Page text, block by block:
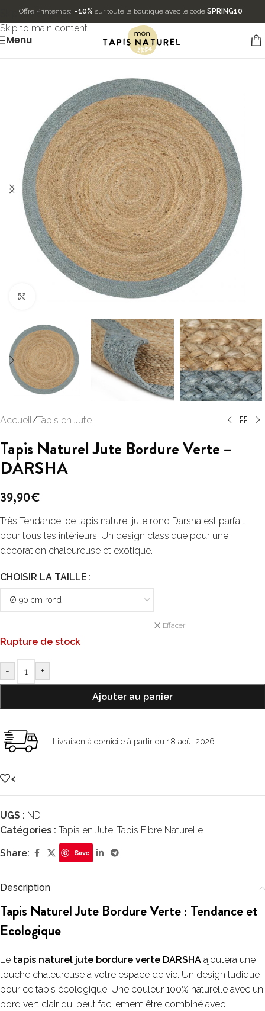
Skip to navigation
Skip to main content
Offre Printemps: -10% sur toute la boutique avec le code SPRING10 !
Menu
Click to enlarge
Accueil/Tapis en Jute
Tapis Naturel Jute Bordure Verte –
DARSHA
39,90€
Très Tendance, ce tapis naturel jute rond Darsha est parfait
pour tous les intérieurs. Un design classique pour une
décoration chaleureuse et exotique.
CHOISIR LA TAILLE
Effacer
Rupture de stock
- +
Ajouter au panier
Livraison à domicile à partir du 18 août 2026
<
UGS : ND
Catégories : Tapis en Jute, Tapis Fibre Naturelle
Share: Save
Description
Tapis Naturel Jute Bordure Verte : Tendance et
Ecologique
Le tapis naturel jute bordure verte DARSHA ajoutera une
touche chaleureuse à votre espace de vie. Un design ludique
pour ce tapis écologique. Une couleur 100% naturelle avec un
bord vert clair qui peut facilement être combiné avec